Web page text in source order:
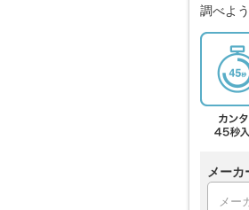
調べよう
メーカ